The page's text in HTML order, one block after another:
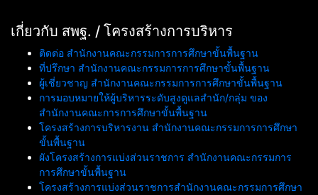
เกี่ยวกับ สพฐ. / โครงสร้างการบริหาร
ติดต่อ สำนักงานคณะกรรมการการศึกษาขั้นพื้นฐาน
ที่ปรึกษา สำนักงานคณะกรรมการการศึกษาขั้นพื้นฐาน
ผู้เชี่ยวชาญ สำนักงานคณะกรรมการการศึกษาขั้นพื้นฐาน
การมอบหมายให้ผู้บริหารระดับสูงดูแลสำนัก/กลุ่ม ของ
สำนักงานคณะการการศึกษาขั้นพื้นฐาน
โครงสร้างการบริหารงาน สำนักงานคณะกรรมการการศึกษา
ขั้นพื้นฐาน
ผังโครงสร้างการแบ่งส่วนราชการ สำนักงานคณะกรรมการ
การศึกษาขั้นพื้นฐาน
โครงสร้างการแบ่งส่วนราชการสำนักงานคณะกรรมการศึกษา